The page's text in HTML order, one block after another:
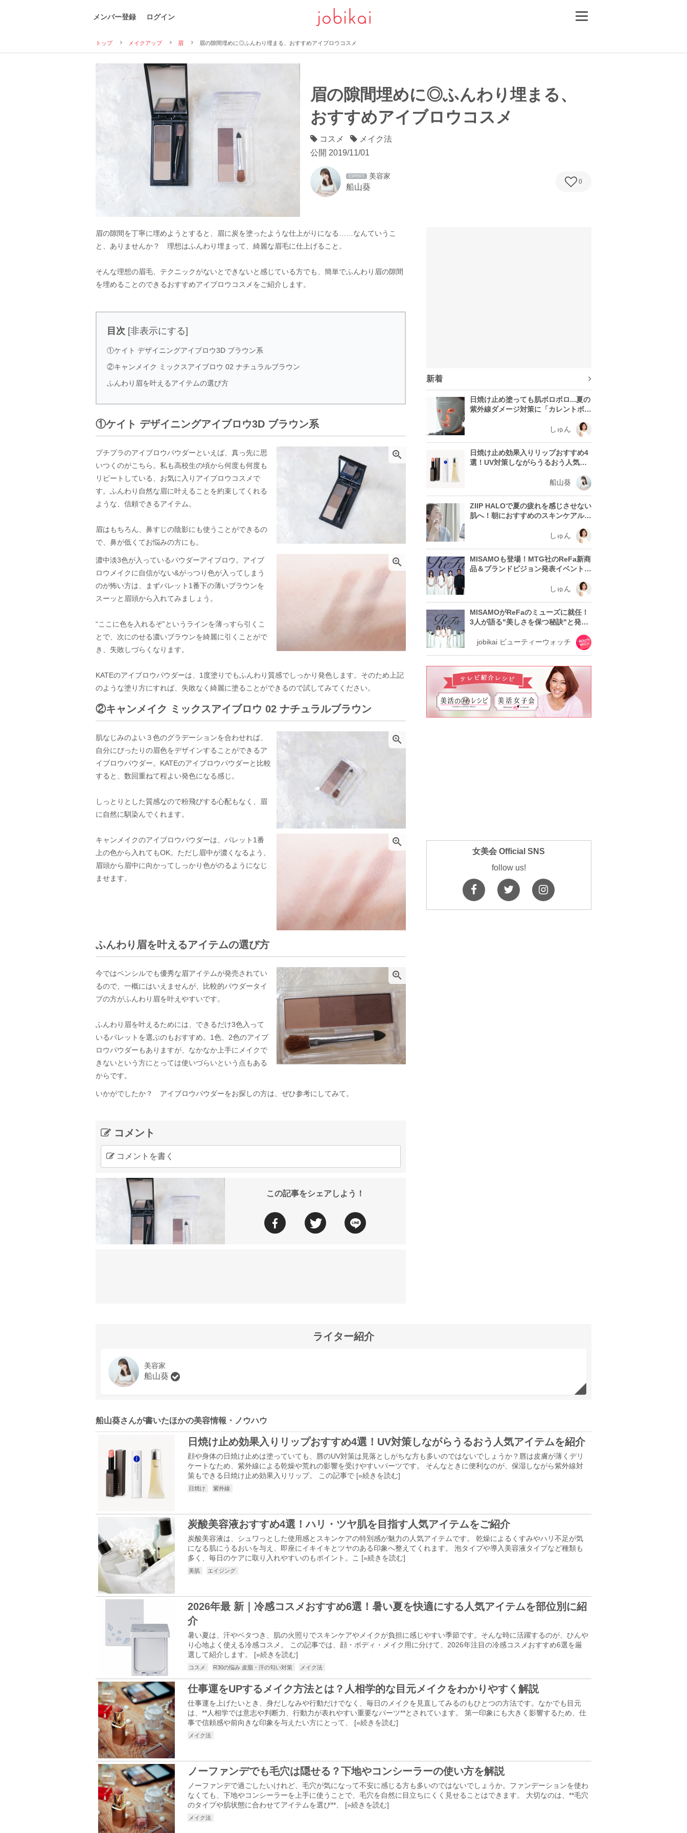
メンバー登録 ログイン
トップ メイクアップ 眉 眉の隙間埋めに◎ふんわり埋まる、おすすめアイブロウコスメ
眉の隙間埋めに◎ふんわり埋まる、
おすすめアイブロウコスメ
コスメ
メイク法
公開 2019/11/01
EXPERT 美容家
船山葵
0
眉の隙間を丁寧に埋めようとすると、眉に炭を塗ったような仕上がりになる……なんていうこ
と、ありませんか？ 理想はふんわり埋まって、綺麗な眉毛に仕上げること。
そんな理想の眉毛、テクニックがないとできないと感じている方でも、簡単でふんわり眉の隙間
を埋めることのできるおすすめアイブロウコスメをご紹介します。
目次 [非表示にする]
①ケイト デザイニングアイブロウ3D ブラウン系
②キャンメイク ミックスアイブロウ 02 ナチュラルブラウン
ふんわり眉を叶えるアイテムの選び方
①ケイト デザイニングアイブロウ3D ブラウン系

プチプラのアイブロウパウダーといえば、真っ先に思
いつくのがこちら。私も高校生の頃から何度も何度も
リピートしている、お気に入りアイブロウコスメで
す。ふんわり自然な眉に叶えることを約束してくれる
ような、信頼できるアイテム。
眉はもちろん、鼻すじの陰影にも使うことができるの
で、鼻が低くてお悩みの方にも。

濃中淡3色が入っているパウダーアイブロウ。アイブ
ロウメイクに自信がない&がっつり色が入ってしまう
のが怖い方は、まずパレット1番下の薄いブラウンを
スーッと眉頭から入れてみましょう。
“ここに色を入れるぞ”というラインを薄っすら引くこ
とで、次にのせる濃いブラウンを綺麗に引くことがで
き、失敗しづらくなります。
KATEのアイブロウパウダーは、1度塗りでもふんわり質感でしっかり発色します。そのため上記
のような塗り方にすれば、失敗なく綺麗に塗ることができるので試してみてください。
②キャンメイク ミックスアイブロウ 02 ナチュラルブラウン

肌なじみのよい３色のグラデーションを合わせれば、
自分にぴったりの眉色をデザインすることができるア
イブロウパウダー。KATEのアイブロウパウダーと比較
すると、数回重ねて程よい発色になる感じ。
しっとりとした質感なので粉飛びする心配もなく、眉
に自然に馴染んでくれます。

キャンメイクのアイブロウパウダーは、パレット1番
上の色から入れてもOK。ただし眉中が濃くなるよう、
眉頭から眉中に向かってしっかり色がのるようになじ
ませます。
ふんわり眉を叶えるアイテムの選び方

今ではペンシルでも優秀な眉アイテムが発売されてい
るので、一概にはいえませんが、比較的パウダータイ
プの方がふんわり眉を叶えやすいです。
ふんわり眉を叶えるためには、できるだけ3色入って
いるパレットを選ぶのもおすすめ。1色、2色のアイブ
ロウパウダーもありますが、なかなか上手にメイクで
きないという方にとっては使いづらいという点もある
からです。
いかがでしたか？ アイブロウパウダーをお探しの方は、ぜひ参考にしてみて。
コメント
コメントを書く
この記事をシェアしよう！
新着
日焼け止め塗っても肌ボロボロ...夏の
紫外線ダメージ対策に「カレントボデ
しゅん
日焼け止め効果入りリップおすすめ4
選！UV対策しながらうるおう人気ア
船山葵
ZIIP HALOで夏の疲れを感じさせない
肌へ！朝におすすめのスキンケアルー
しゅん
MISAMOも登場！MTG社のReFa新商
品＆ブランドビジョン発表イベントレ
しゅん
MISAMOがReFaのミューズに就任！
3人が語る"美しさを保つ秘訣"と発表
jobikai ビューティーウォッチ
女美会 Official SNS
follow us!
ライター紹介
美容家
船山葵
船山葵さんが書いたほかの美容情報・ノウハウ
日焼け止め効果入りリップおすすめ4選！UV対策しながらうるおう人気アイテムを紹介
顔や身体の日焼け止めは塗っていても、唇のUV対策は見落としがちな方も多いのではないでしょうか？唇は皮膚が薄くデリ
ケートなため、紫外線による乾燥や荒れの影響を受けやすいパーツです。 そんなときに便利なのが、保湿しながら紫外線対
策もできる日焼け止め効果入りリップ。 この記事で [»続きを読む]
日焼け 紫外線
炭酸美容液おすすめ4選！ハリ・ツヤ肌を目指す人気アイテムをご紹介
炭酸美容液は、シュワっとした使用感とスキンケアの特別感が魅力の人気アイテムです。 乾燥によるくすみやハリ不足が気
になる肌にうるおいを与え、即座にイキイキとツヤのある印象へ整えてくれます。 泡タイプや導入美容液タイプなど種類も
多く、毎日のケアに取り入れやすいのもポイント。こ [»続きを読む]
美肌 エイジング
2026年最 新｜冷感コスメおすすめ6選！暑い夏を快適にする人気アイテムを部位別に紹
介
暑い夏は、汗やベタつき、肌の火照りでスキンケアやメイクが負担に感じやすい季節です。そんな時に活躍するのが、ひんや
り心地よく使える冷感コスメ。 この記事では、顔・ボディ・メイク用に分けて、2026年注目の冷感コスメおすすめ6選を厳
選して紹介します。 [»続きを読む]
コスメ R30の悩み 皮脂・汗の匂い対策 メイク法
仕事運をUPするメイク方法とは？人相学的な目元メイクをわかりやすく解説
仕事運を上げたいとき、身だしなみや行動だけでなく、毎日のメイクを見直してみるのもひとつの方法です。なかでも目元
は、**人相学では意志や判断力、行動力が表れやすい重要なパーツ**とされています。 第一印象にも大きく影響するため、仕
事で信頼感や前向きな印象を与えたい方にとって、 [»続きを読む]
メイク法
ノーファンデでも毛穴は隠せる？下地やコンシーラーの使い方を解説
ノーファンデで過ごしたいけれど、毛穴が気になって不安に感じる方も多いのではないでしょうか。ファンデーションを使わ
なくても、下地やコンシーラーを上手に使うことで、毛穴を自然に目立ちにくく見せることはできます。 大切なのは、**毛穴
のタイプや肌状態に合わせてアイテムを選び**、 [»続きを読む]
メイク法